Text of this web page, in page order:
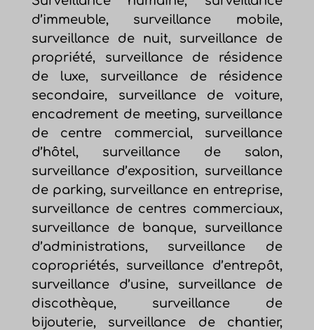
d’immeuble, surveillance mobile,
surveillance de nuit, surveillance de
propriété, surveillance de résidence
de luxe, surveillance de résidence
secondaire, surveillance de voiture,
encadrement de meeting, surveillance
de centre commercial, surveillance
d’hôtel, surveillance de salon,
surveillance d’exposition, surveillance
de parking, surveillance en entreprise,
surveillance de centres commerciaux,
surveillance de banque, surveillance
d’administrations, surveillance de
copropriétés, surveillance d’entrepôt,
surveillance d’usine, surveillance de
discothèque, surveillance de
bijouterie, surveillance de chantier,